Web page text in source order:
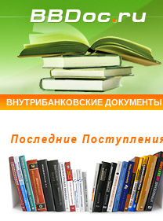
ВНУТРИБАНКОВСКИЕ ДОКУМЕНТЫ